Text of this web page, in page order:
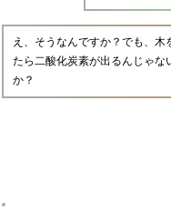
え、そうなんですか？でも、木
たら二酸化炭素が出るんじゃな
か？